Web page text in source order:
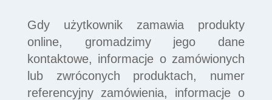
Gdy użytkownik zamawia produkty
online, gromadzimy jego dane
kontaktowe, informacje o zamówionych
lub zwróconych produktach, numer
referencyjny zamówienia, informacje o